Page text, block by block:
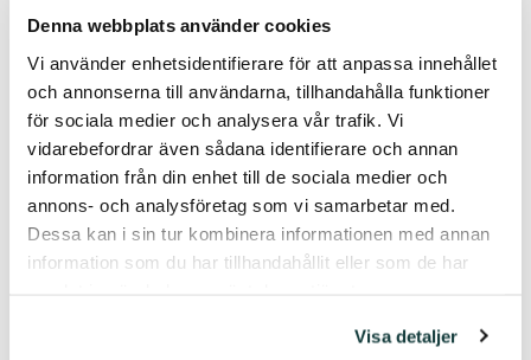
Denna webbplats använder cookies
Vi använder enhetsidentifierare för att anpassa innehållet
och annonserna till användarna, tillhandahålla funktioner
för sociala medier och analysera vår trafik. Vi
vidarebefordrar även sådana identifierare och annan
information från din enhet till de sociala medier och
annons- och analysföretag som vi samarbetar med.
Dessa kan i sin tur kombinera informationen med annan
information som du har tillhandahållit eller som de har
Visa detaljer
Albert Edelfelt, Akseli Gallen-Kallelaja
Museo on auki kesäisin toukokuusta syyskuuhun sekä
joulusesongin aikana.
Suuri osa museon kokoelmasta on digitoitu ja löydettävissä
hakupalvelu Finnan kautta.
Lue lisää Ett Hem -museosta täältä
.